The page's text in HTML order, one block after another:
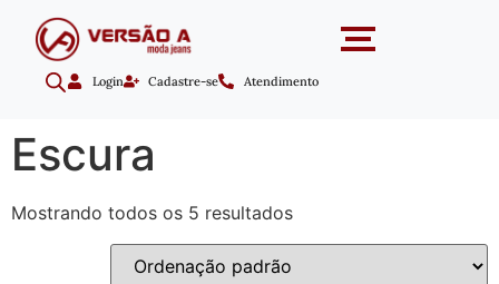
Login Cadastre-se Atendimento
Escura
Mostrando todos os 5 resultados